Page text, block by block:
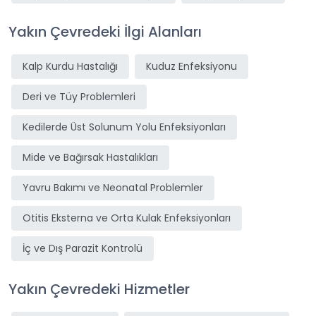
Yakın Çevredeki İlgi Alanları
Kalp Kurdu Hastalığı Kuduz Enfeksiyonu
Deri ve Tüy Problemleri
Kedilerde Üst Solunum Yolu Enfeksiyonları
Mide ve Bağırsak Hastalıkları
Yavru Bakımı ve Neonatal Problemler
Otitis Eksterna ve Orta Kulak Enfeksiyonları
İç ve Dış Parazit Kontrolü
Yakın Çevredeki Hizmetler